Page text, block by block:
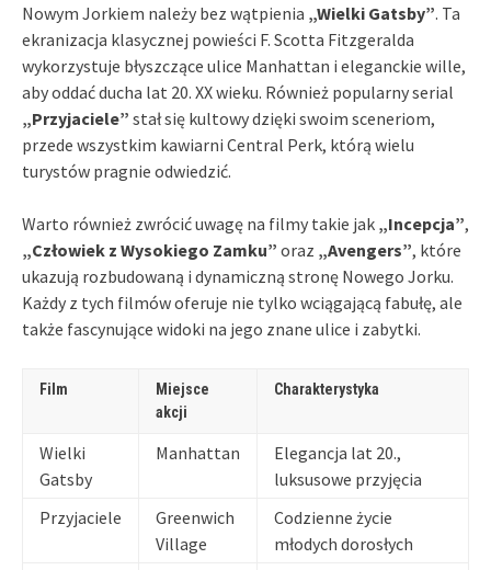
Nowym Jorkiem należy bez wątpienia „Wielki Gatsby”. Ta
ekranizacja klasycznej powieści F. Scotta Fitzgeralda
wykorzystuje błyszczące ulice Manhattan i eleganckie wille,
aby oddać ducha lat 20. XX wieku. Również popularny serial
„Przyjaciele” stał się kultowy dzięki swoim sceneriom,
przede wszystkim kawiarni Central Perk, którą wielu
turystów pragnie odwiedzić.
Warto również zwrócić uwagę na filmy takie jak „Incepcja”,
„Człowiek z Wysokiego Zamku” oraz „Avengers”, które
ukazują rozbudowaną i dynamiczną stronę Nowego Jorku.
Każdy z tych filmów oferuje nie tylko wciągającą fabułę, ale
także fascynujące widoki na jego znane ulice i zabytki.
Film
Miejsce
akcji
Charakterystyka
Wielki
Gatsby
Manhattan
Elegancja lat 20.,
luksusowe przyjęcia
Przyjaciele
Greenwich
Village
Codzienne życie
młodych dorosłych